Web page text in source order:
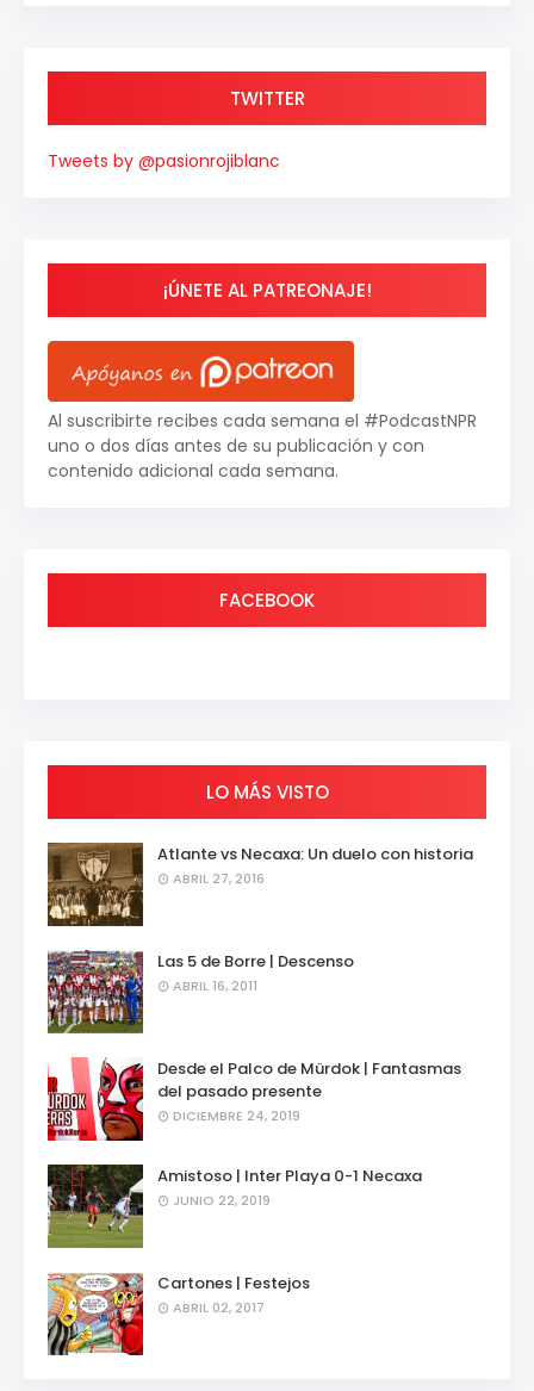
TWITTER
Tweets by @pasionrojiblanc
¡ÚNETE AL PATREONAJE!
Al suscribirte recibes cada semana el #PodcastNPR
uno o dos días antes de su publicación y con
contenido adicional cada semana.
FACEBOOK
LO MÁS VISTO
Atlante vs Necaxa: Un duelo con historia
ABRIL 27, 2016
Las 5 de Borre | Descenso
ABRIL 16, 2011
Desde el Palco de Mürdok | Fantasmas
del pasado presente
DICIEMBRE 24, 2019
Amistoso | Inter Playa 0-1 Necaxa
JUNIO 22, 2019
Cartones | Festejos
ABRIL 02, 2017